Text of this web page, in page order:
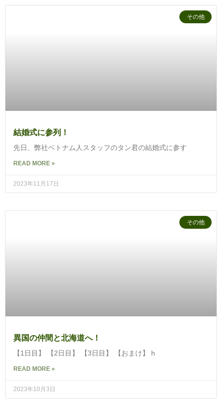
その他
結婚式に参列！
先日、弊社ベトナム人スタッフのタン君の結婚式に参す
READ MORE »
2023年11月17日
その他
異国の仲間と北海道へ！
【1日目】 【2日目】 【3日目】 【おまけ】 h
READ MORE »
2023年10月3日